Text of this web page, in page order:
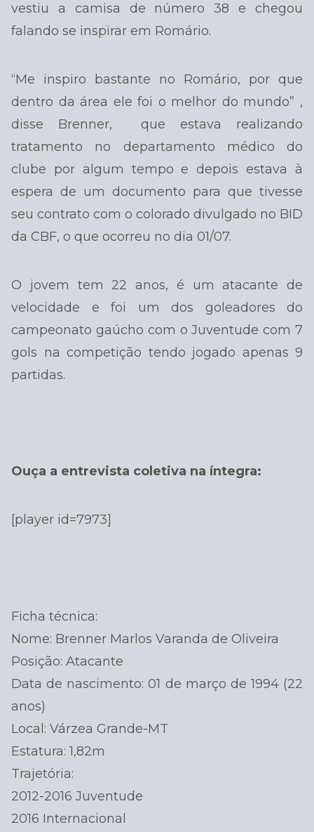
vestiu a camisa de número 38 e chegou
falando se inspirar em Romário.
“Me inspiro bastante no Romário, por que
dentro da área ele foi o melhor do mundo” ,
disse Brenner, que estava realizando
tratamento no departamento médico do
clube por algum tempo e depois estava à
espera de um documento para que tivesse
seu contrato com o colorado divulgado no BID
da CBF, o que ocorreu no dia 01/07.
O jovem tem 22 anos, é um atacante de
velocidade e foi um dos goleadores do
campeonato gaúcho com o Juventude com 7
gols na competição tendo jogado apenas 9
partidas.
Ouça a entrevista coletiva na íntegra:
[player id=7973]
Ficha técnica:
Nome: Brenner Marlos Varanda de Oliveira
Posição: Atacante
Data de nascimento: 01 de março de 1994 (22
anos)
Local: Várzea Grande-MT
Estatura: 1,82m
Trajetória:
2012-2016 Juventude
2016 Internacional